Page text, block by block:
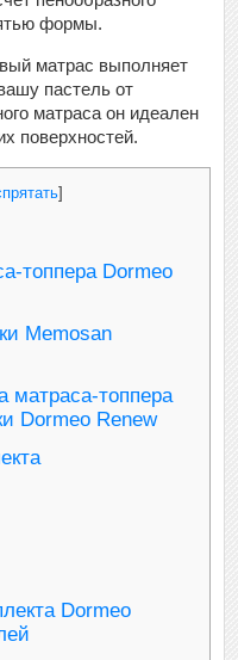
формы.
матрас выполняет
пастель от
матраса он идеален
поверхностей.
]
топпера Dormeo
Memosan
матраса-топпера
Dormeo Renew
Dormeo